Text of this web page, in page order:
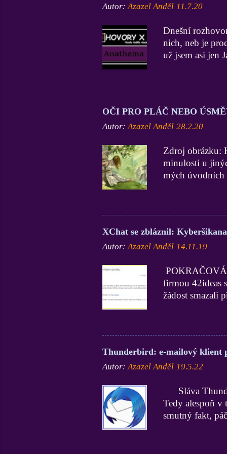
Autor:Azazel Anděl 11.7.20
Dnešní
nich, neb je
už jsem asi jen
zmiňovaných
březnu roku
jinou, a
portálem už
přivedl moj
cestuje se
jsem zpočát...
OČI PRO PLÁČ NEBO
Autor:Azazel Anděl 28.2.20
Zdroj obrázku:
minulosti u
mých úvodních
tři děti.
na Lidech.cz.
Víceméně
zjišťovala, že
starších,
XChat se zbláznil:
Autor:Azazel Anděl 14.11.19
firmou 42ideas
žádost smazali
někdo založil
nehoráznosti
podívat na
moji milí
spolumajitelům
Thunderbird: e-mailový klient
Autor:Azazel Anděl 19.5.22
Sláva
Tedy alespoň v
smutný fakt,
nepřijatelnou